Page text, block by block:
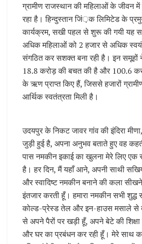
ग्रामीण राजस्थान की महिलाओं के जीवन
रहा है। हिन्दुस्तान जिं़क लिमिटेड के
कार्यक्रम, सखी पहल से शुरू की गयी यह
अधिक महिलाओं को 2 हजार से अधिक स्वयं
संगठित कर सशक्त बना रही है। इन
18.8 करोड़ की बचत की है और 100.6
के ऋण प्राप्त किए हैं, जिससे हजारों
आर्थिक स्वतंत्रता मिली है।
उदयपुर के निकट जावर गांव की इंदिरा
जुड़ी हुई है, अपना अनुभव बताते हुए वह
पास नमकीन इकाई का खुलना मेरे लिए एक
है। हर दिन, मैं यहाँ आने, अपनी साथी
और स्वादिष्ट नमकीन बनाने की कला
इंतजार करती हूँ। हमारा नमकीन सभी शुद्ध
कोल्ड-प्रेस्ड तेल और इन-हाउस मसाले से
से अपने पैरों पर खड़ी हूँ, अपने बेटे की
और घर का प्रबंधन कर रही हूँ। मेरे साथ